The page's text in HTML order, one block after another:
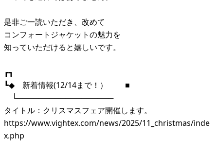
是非ご一読いただき、改めて
コンフォートジャケットの魅力を
知っていただけると嬉しいです。
┏┓
┗◆ 新着情報(12/14まで！） ■
└──────────────────
タイトル：クリスマスフェア開催します。
https://www.vightex.com/news/2025/11_christmas/inde
x.php